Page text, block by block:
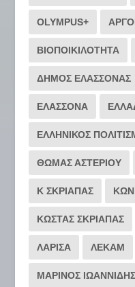
OLYMPUS+
ΒΙΟΠΟΙΚΙΛΟΤΗΤΑ
ΔΗΜΟΣ ΕΛΑΣΣΟΝΑΣ
ΕΛΑΣΣΟΝΑ
ΕΛΛΗΝΙΚΟΣ
ΘΩΜΑΣ ΑΣΤΕΡΙΟΥ
Κ ΣΚΡΙΑΠΑΣ ΚΩΝ
ΚΩΣΤΑΣ ΣΚΡΙΑΠΑΣ
ΛΑΡΙΣΑ ΛΕΚΑΜ
ΜΑΡΙΝΟΣ ΙΩΑΝΝΙΔΗΣ